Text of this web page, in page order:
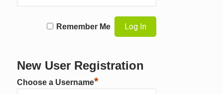
Remember Me
New User Registration
Choose a Username*